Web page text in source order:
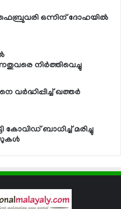
ഒന്നിന് ദോഹയില്‍
നിര്‍ത്തിവെച്ചു
വര്‍ദ്ധിപ്പിച്ച് ഖത്തര്‍
കോവിഡ് ബാധിച്ച് മരിച്ചു